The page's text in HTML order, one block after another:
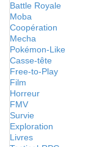
Battle Royale
Moba
Coopération
Mecha
Pokémon-Like
Casse-tête
Free-to-Play
Film
Horreur
FMV
Survie
Exploration
Livres